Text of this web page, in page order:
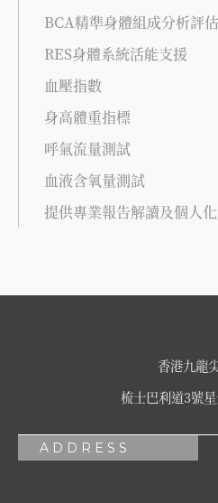
BCA精準身體組成分析評估
RES身體系統活能支援
血壓指數
身高體重指標
呼氣流量測試
血液含氧量測試
提供專業報告解讀及個人
香港九龍
梳士巴利道3號
ADDRESS